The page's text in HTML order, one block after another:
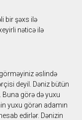
bir şəxs ilə
nəticə ilə
əslində
deyil. Dəniz bütün
Buna görə də yuxu
yuxu görən adamın
edirlər. Dənizin